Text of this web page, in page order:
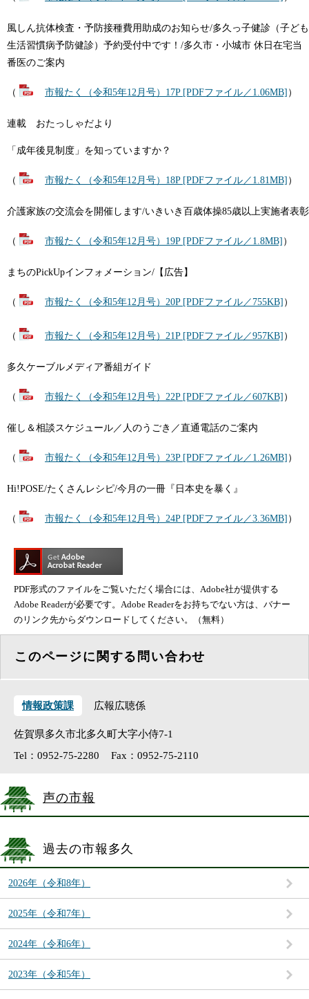
声の市報
過去の市報多久
2026年（令和8年）
2025年（令和7年）
2024年（令和6年）
2023年（令和5年）
風しん抗体検査・予防接種費用助成のお知らせ/多久っ子健診（子ども
生活習慣病予防健診）予約受付中です！/多久市・小城市 休日在宅当
番医のご案内
（ 市報たく（令和5年12月号）17P [PDFファイル／1.06MB] ）
連載 おたっしゃだより
「成年後見制度」を知っていますか？
（ 市報たく（令和5年12月号）18P [PDFファイル／1.81MB] ）
介護家族の交流会を開催します/いきいき百歳体操85歳以上実施者表彰
（ 市報たく（令和5年12月号）19P [PDFファイル／1.8MB] ）
まちのPickUpインフォメーション/【広告】
（ 市報たく（令和5年12月号）20P [PDFファイル／755KB] ）
（ 市報たく（令和5年12月号）21P [PDFファイル／957KB] ）
多久ケーブルメディア番組ガイド
（ 市報たく（令和5年12月号）22P [PDFファイル／607KB] ）
催し＆相談スケジュール／人のうごき／直通電話のご案内
（ 市報たく（令和5年12月号）23P [PDFファイル／1.26MB] ）
Hi!POSE/たくさんレシピ/今月の一冊『日本史を暴く』
（ 市報たく（令和5年12月号）24P [PDFファイル／3.36MB] ）
PDF形式のファイルをご覧いただく場合には、Adobe社が提供する
Adobe Readerが必要です。Adobe Readerをお持ちでない方は、バナー
のリンク先からダウンロードしてください。（無料）
このページに関する問い合わせ
情報政策課 広報広聴係
佐賀県多久市北多久町大字小侍7-1
Tel：0952-75-2280
Fax：0952-75-2110